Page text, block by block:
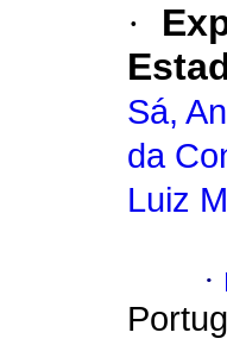
·
Sá,
da
Luiz
·